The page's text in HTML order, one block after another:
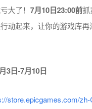
大了！7月10日23:00前
动起来，让你的游戏库
3日-7月10日
store.epicgames.com/